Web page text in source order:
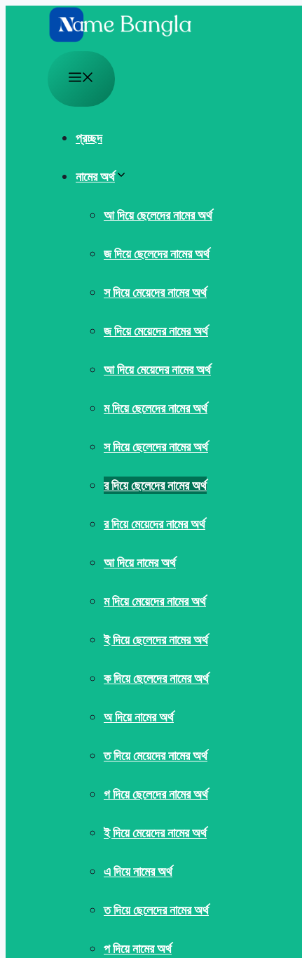
Menu
প্রচ্ছদ
নামের অর্থ
আ দিয়ে ছেলেদের নামের অর্থ
জ দিয়ে ছেলেদের নামের অর্থ
স দিয়ে মেয়েদের নামের অর্থ
জ দিয়ে মেয়েদের নামের অর্থ
আ দিয়ে মেয়েদের নামের অর্থ
ম দিয়ে ছেলেদের নামের অর্থ
স দিয়ে ছেলেদের নামের অর্থ
র দিয়ে ছেলেদের নামের অর্থ
র দিয়ে মেয়েদের নামের অর্থ
আ দিয়ে নামের অর্থ
ম দিয়ে মেয়েদের নামের অর্থ
ই দিয়ে ছেলেদের নামের অর্থ
ক দিয়ে ছেলেদের নামের অর্থ
অ দিয়ে নামের অর্থ
ত দিয়ে মেয়েদের নামের অর্থ
গ দিয়ে ছেলেদের নামের অর্থ
ই দিয়ে মেয়েদের নামের অর্থ
এ দিয়ে নামের অর্থ
ত দিয়ে ছেলেদের নামের অর্থ
প দিয়ে নামের অর্থ